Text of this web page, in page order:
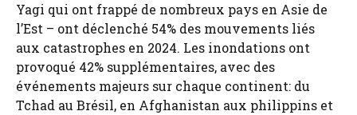
Yagi qui ont frappé de nombreux pays en Asie de
l’Est – ont déclenché 54% des mouvements liés
aux catastrophes en 2024. Les inondations ont
provoqué 42% supplémentaires, avec des
événements majeurs sur chaque continent: du
Tchad au Brésil, en Afghanistan aux philippins et